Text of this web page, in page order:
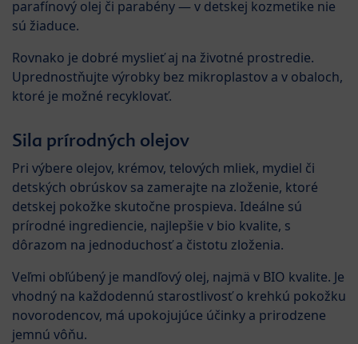
parafínový olej či parabény — v detskej kozmetike nie
sú žiaduce.
Rovnako je dobré myslieť aj na životné prostredie.
Uprednostňujte výrobky bez mikroplastov a v obaloch,
ktoré je možné recyklovať.
Sila prírodných olejov
Pri výbere olejov, krémov, telových mliek, mydiel či
detských obrúskov sa zamerajte na zloženie, ktoré
detskej pokožke skutočne prospieva. Ideálne sú
prírodné ingrediencie, najlepšie v bio kvalite, s
dôrazom na jednoduchosť a čistotu zloženia.
Veľmi obľúbený je mandľový olej, najmä v BIO kvalite. Je
vhodný na každodennú starostlivosť o krehkú pokožku
novorodencov, má upokojujúce účinky a prirodzene
jemnú vôňu.